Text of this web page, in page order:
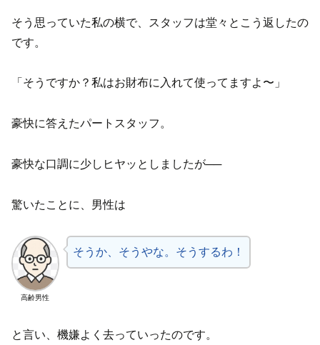
そう思っていた私の横で、スタッフは堂々とこう返したの
です。
「そうですか？私はお財布に入れて使ってますよ〜」
豪快に答えたパートスタッフ。
豪快な口調に少しヒヤッとしましたが──
驚いたことに、男性は
高齢男性
そうか、そうやな。そうするわ！
と言い、機嫌よく去っていったのです。